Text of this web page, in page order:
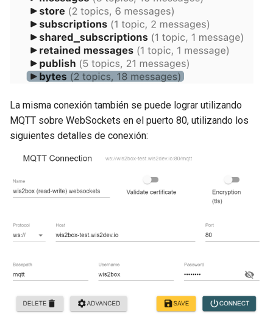
La misma conexión también se puede lograr utilizando
MQTT sobre WebSockets en el puerto 80, utilizando los
siguientes detalles de conexión: